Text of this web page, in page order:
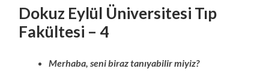
Dokuz Eylül Üniversitesi Tıp
Fakültesi – 4
Merhaba, seni biraz tanıyabilir miyiz?